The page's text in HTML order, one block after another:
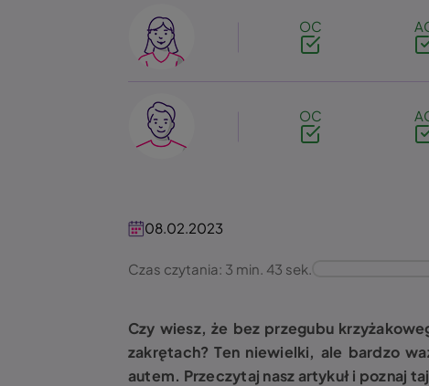
Image
OC
Image
OC
08.02.2023
Czas czytania: 3 min. 43 sek.
Czy wiesz, że bez przegubu
zakrętach? Ten niewielki, ale bardzo
autem. Przeczytaj nasz artykuł i poznaj